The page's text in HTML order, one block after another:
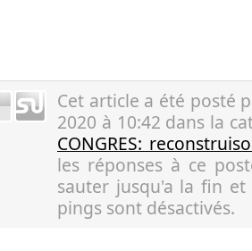
Cet article a été posté
2020 à 10:42 dans la
CONGRES:
les réponses à ce
sauter jusqu'a la fin et
pings sont désactivés.